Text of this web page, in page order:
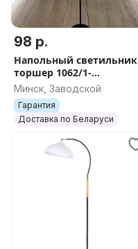
98 р.
Напольный светильник
торшер 1062/1-
Черный+Красный
Минск, Заводской
Гарантия
Доставка по Беларуси